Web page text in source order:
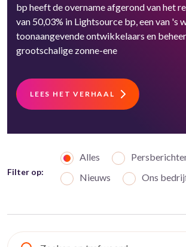
bp heeft de overname afgerond van het
van 50,03% in Lightsource bp, een van 's
toonaangevende ontwikkelaars en
grootschalige zonne-ene
LEES HET VERHAAL
Filter op:
Alles
Nieuws
Ons